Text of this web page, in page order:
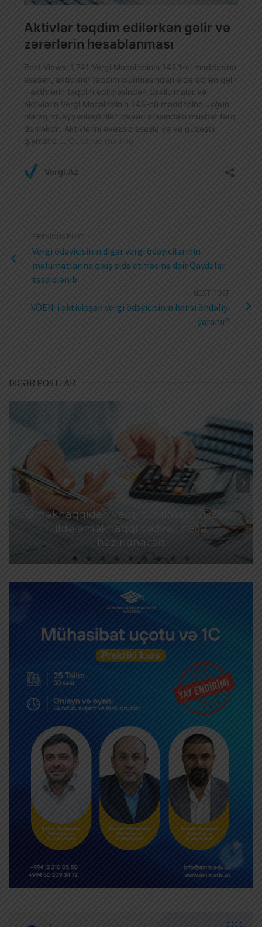
PREVIOUS POST
Vergi ödəyicisinin digər vergi ödəyicilərinin
məlumatlarına çıxış əldə etməsinə dair Qaydalar
təsdiqlənib
NEXT POST
VÖEN-i aktivləşən vergi ödəyicisinin hansı öhdəliyi
yaranır?
DİGƏR POSTLAR
Əməkhaqqıdan vergi tutulması: 2026-cı
ildə əməkhaqqı cədvəli necə
hazırlanacaq